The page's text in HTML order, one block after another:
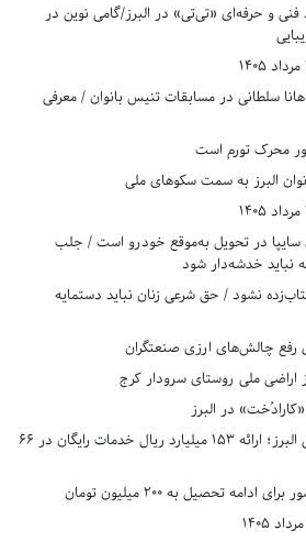
فنی و حرفه‌ای «تی‌تی» در البرز/گامی نوین در
سلطانی در مسابقات تنیس بانوان / معرفی
محرک تورم است
البرز به سمت سکوهای ملی
سایپا در تحویل به‌موقع خودرو است / جلب
نباید خدشه‌دار شود
نشود / حق شرعی زنان نباید دستمایه
رفع چالش‌های ارزی صنعتگران
در البرز
رکوردزنی در عدالت درمانی البرز؛ ارائه ۱۵۳ میلیارد ریال خدمات رایگان در ۶۶
تحصیل به ۲۰۰ میلیون تومان